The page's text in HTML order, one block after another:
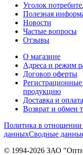
Уголок
Полезная
Новости
Частые вопросы
Отзывы
О магазине
Адреса и режим
Договор оферты
продукцию
Доставка и оплата
Возврат и обмен
Политика в отношении
данныхСводные
© 1994-2026 ЗАО